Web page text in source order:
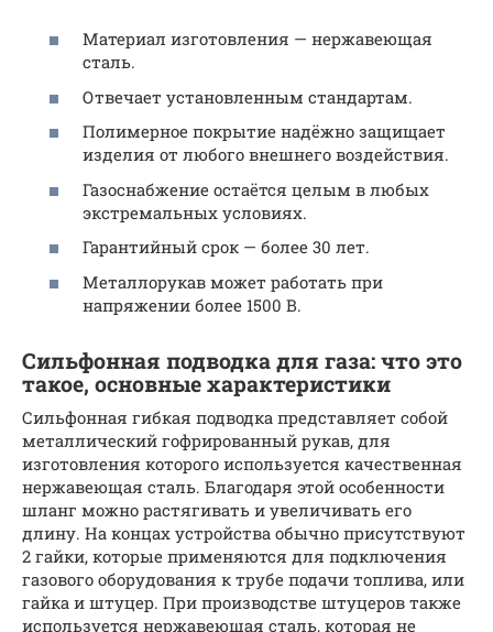
Материал изготовления — нержавеющая
сталь.
Отвечает установленным стандартам.
Полимерное покрытие надёжно защищает
изделия от любого внешнего воздействия.
Газоснабжение остаётся целым в любых
экстремальных условиях.
Гарантийный срок — более 30 лет.
Металлорукав может работать при
напряжении более 1500 В.
Сильфонная подводка для газа: что это
такое, основные характеристики
Сильфонная гибкая подводка представляет собой
металлический гофрированный рукав, для
изготовления которого используется качественная
нержавеющая сталь. Благодаря этой особенности
шланг можно растягивать и увеличивать его
длину. На концах устройства обычно присутствуют
2 гайки, которые применяются для подключения
газового оборудования к трубе подачи топлива, или
гайка и штуцер. При производстве штуцеров также
используется нержавеющая сталь, которая не